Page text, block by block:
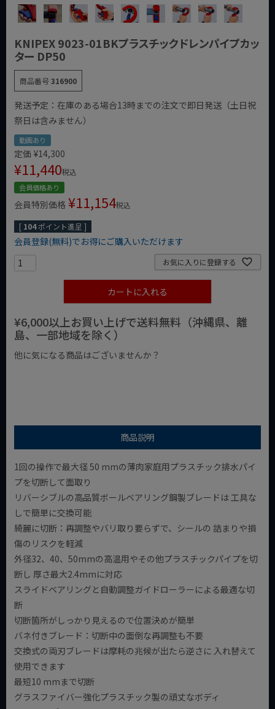
KNIPEX 9023-01BKプラスチックドレンパイプカッ
ター DP50
商品番号316900
発送予定：在庫のある場合13時までの注文で即日発送（土日祝
祭日は含みません）
動画あり
定価 ¥14,300
¥11,440税込
会員価格あり
会員特別価格 ¥11,154税込
[ 104ポイント進呈 ]
会員登録(無料)でお得にご購入いただけます
お気に入りに登録する
カートに入れる
¥6,000以上お買い上げで送料無料（沖縄県、離
島、一部地域を除く）
他に気になる商品はございませんか？
商品説明
1回の操作で最大径 50 mmの薄肉家庭用プラスチック排水パイ
プを切断して面取り
リバーシブルの高品質ボールベアリング鋼製ブレードは 工具な
しで簡単に交換可能
綺麗に切断：再調整やバリ取り要らずで、シールの 詰まりや損
傷のリスクを軽減
外径32、40、50mmの高温用やその他プラスチックパイプを切
断し 厚さ最大2.4mmに対応
スライドベアリングと自動調整ガイドローラーによる最適な切
断
切断箇所がしっかり見えるので位置決めが簡単
バネ付きブレード：切断中の面倒な再調整も不要
交換式の両刃ブレードは摩耗の兆候が出たら逆さに 入れ替えて
使用できます
最短10 mmまで切断
グラスファイバー強化プラスチック製の頑丈なボディ